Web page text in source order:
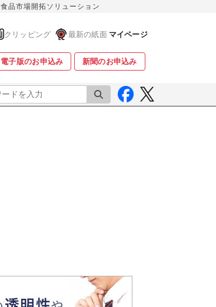
食品市場開拓ソリューション
クリッピング 最新の紙面 マイページ
電子版のお申込み 新聞のお申込み
検索